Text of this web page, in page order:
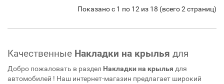
Показано с 1 по 12 из 18 (всего 2 страниц)
Качественные Накладки на крылья для
Добро пожаловать в раздел Накладки на крылья для
автомобилей ! Наш интернет-магазин предлагает широкий